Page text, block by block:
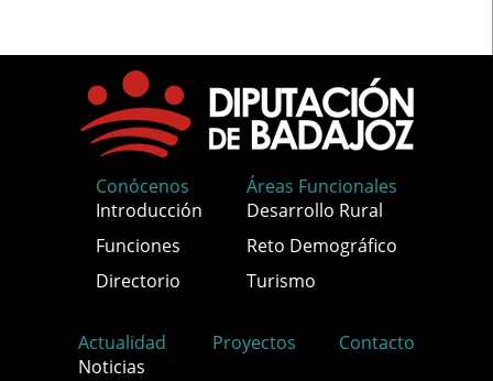
Conócenos
Introducción
Funciones
Directorio
Áreas Funcionales
Desarrollo Rural
Reto Demográfico
Turismo
Actualidad
Noticias
Proyectos Contacto